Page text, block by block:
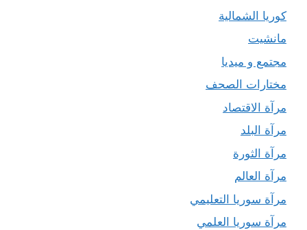
كوريا الشمالية
مانشيت
مجتمع و ميديا
مختارات الصحف
مرآة الاقتصاد
مرآة البلد
مرآة الثورة
مرآة العالم
مرآة سوريا التعليمي
مرآة سوريا العلمي